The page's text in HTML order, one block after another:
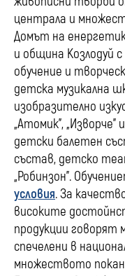
централа и
Домът на
и община Козлодуй
обучение и
детска музикална
изобразително
„Атомик”, „Изворче”
детски балетен
състав, детско
„Робинзон”.
условия. За
високите
продукции говорят
спечелени в
множеството